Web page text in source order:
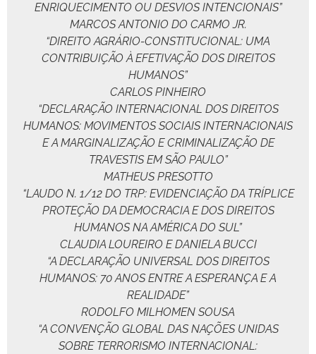
ENRIQUECIMENTO OU DESVIOS INTENCIONAIS”
MARCOS ANTONIO DO CARMO JR.
“DIREITO AGRÁRIO-CONSTITUCIONAL: UMA
CONTRIBUIÇÃO À EFETIVAÇÃO DOS DIREITOS
HUMANOS”
CARLOS PINHEIRO
“DECLARAÇÃO INTERNACIONAL DOS DIREITOS
HUMANOS: MOVIMENTOS SOCIAIS INTERNACIONAIS
E A MARGINALIZAÇÃO E CRIMINALIZAÇÃO DE
TRAVESTIS EM SÃO PAULO”
MATHEUS PRESOTTO
“LAUDO N. 1/12 DO TRP: EVIDENCIAÇÃO DA TRÍPLICE
PROTEÇÃO DA DEMOCRACIA E DOS DIREITOS
HUMANOS NA AMÉRICA DO SUL”
CLAUDIA LOUREIRO E DANIELA BUCCI
“A DECLARAÇÃO UNIVERSAL DOS DIREITOS
HUMANOS: 70 ANOS ENTRE A ESPERANÇA E A
REALIDADE”
RODOLFO MILHOMEN SOUSA
“A CONVENÇÃO GLOBAL DAS NAÇÕES UNIDAS
SOBRE TERRORISMO INTERNACIONAL: